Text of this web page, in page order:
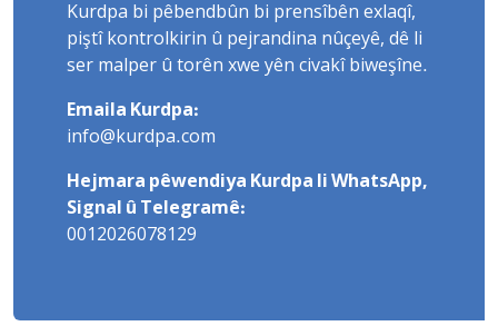
Kurdpa bi pêbendbûn bi prensîbên exlaqî,
piştî kontrolkirin û pejrandina nûçeyê, dê li
ser malper û torên xwe yên civakî biweşîne.
Emaila Kurdpa:
info@kurdpa.com
Hejmara pêwendiya Kurdpa li WhatsApp,
Signal û Telegramê:
0012026078129